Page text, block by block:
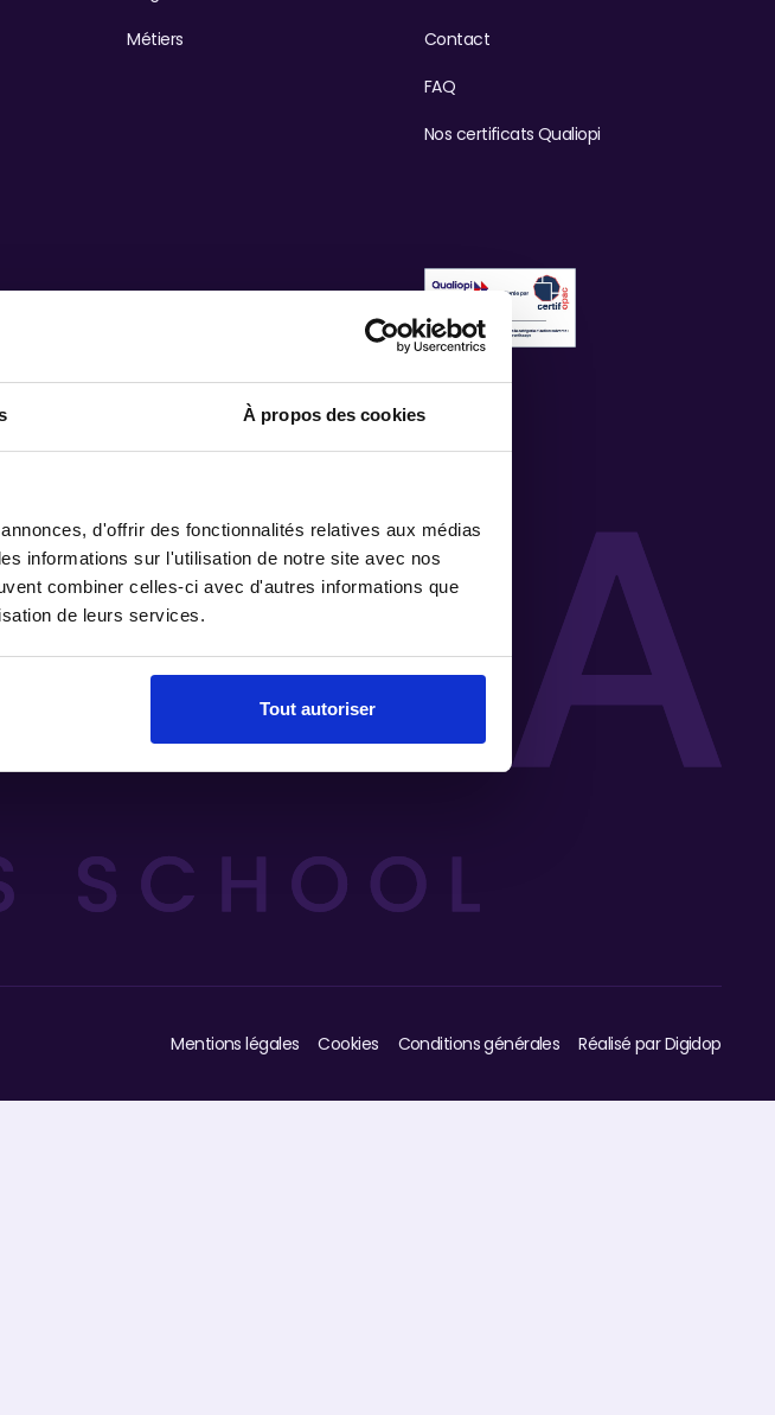
À propos des cookies
d'offrir des fonctionnalités relatives aux médias
informations sur l'utilisation de notre site avec nos
combiner celles-ci avec d'autres informations que
de leurs services.
Tout autoriser
Métiers
Contact
FAQ
Nos certificats Qualiopi
Mentions légales Cookies Conditions générales Réalisé par Digidop